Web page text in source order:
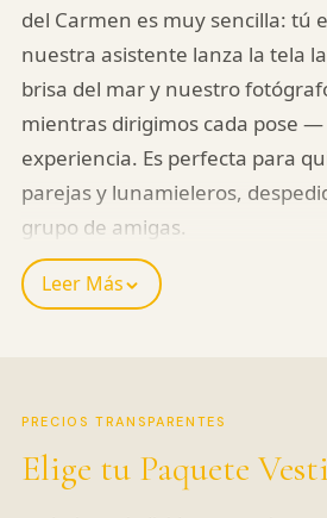
del Carmen es muy sencilla: tú
nuestra asistente lanza la tela
brisa del mar y nuestro
mientras dirigimos cada pose —
experiencia. Es perfecta para
parejas y lunamieleros,
grupo de amigas.
Cada sesión dura alrededor de
playas de Playa del Carmen. Te
o $219 por 40.
Familiares o amigos pueden
Leer Más
PRECIOS TRANSPARENTES
Elige tu Paquete